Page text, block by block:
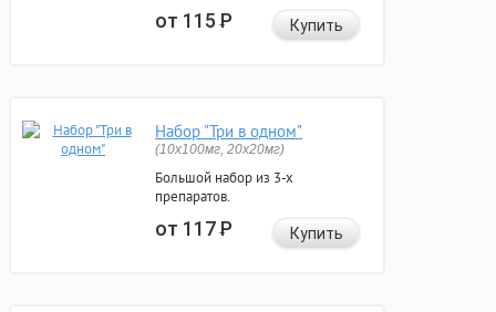
от 115Р Купить
Набор "Три в одном"
(10x100мг, 20x20мг)
Большой набор из 3-х
препаратов.
от 117Р Купить